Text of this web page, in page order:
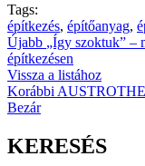
Tags:
építkezés, építőanyag,
Újabb „Így szoktuk” –
építkezésen
Vissza a listához
Korábbi
Bezár
KERESÉS